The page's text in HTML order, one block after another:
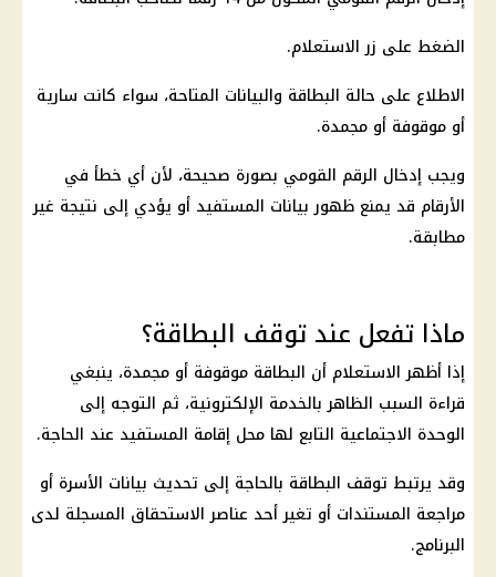
الضغط على زر الاستعلام.
الاطلاع على حالة البطاقة والبيانات المتاحة، سواء كانت سارية
أو موقوفة أو مجمدة.
ويجب إدخال الرقم القومي بصورة صحيحة، لأن أي خطأ في
الأرقام قد يمنع ظهور بيانات المستفيد أو يؤدي إلى نتيجة غير
مطابقة.
ماذا تفعل عند توقف البطاقة؟
إذا أظهر الاستعلام أن البطاقة موقوفة أو مجمدة، ينبغي
قراءة السبب الظاهر بالخدمة الإلكترونية، ثم التوجه إلى
الوحدة الاجتماعية التابع لها محل إقامة المستفيد عند الحاجة.
وقد يرتبط توقف البطاقة بالحاجة إلى تحديث بيانات الأسرة أو
مراجعة المستندات أو تغير أحد عناصر الاستحقاق المسجلة لدى
البرنامج.